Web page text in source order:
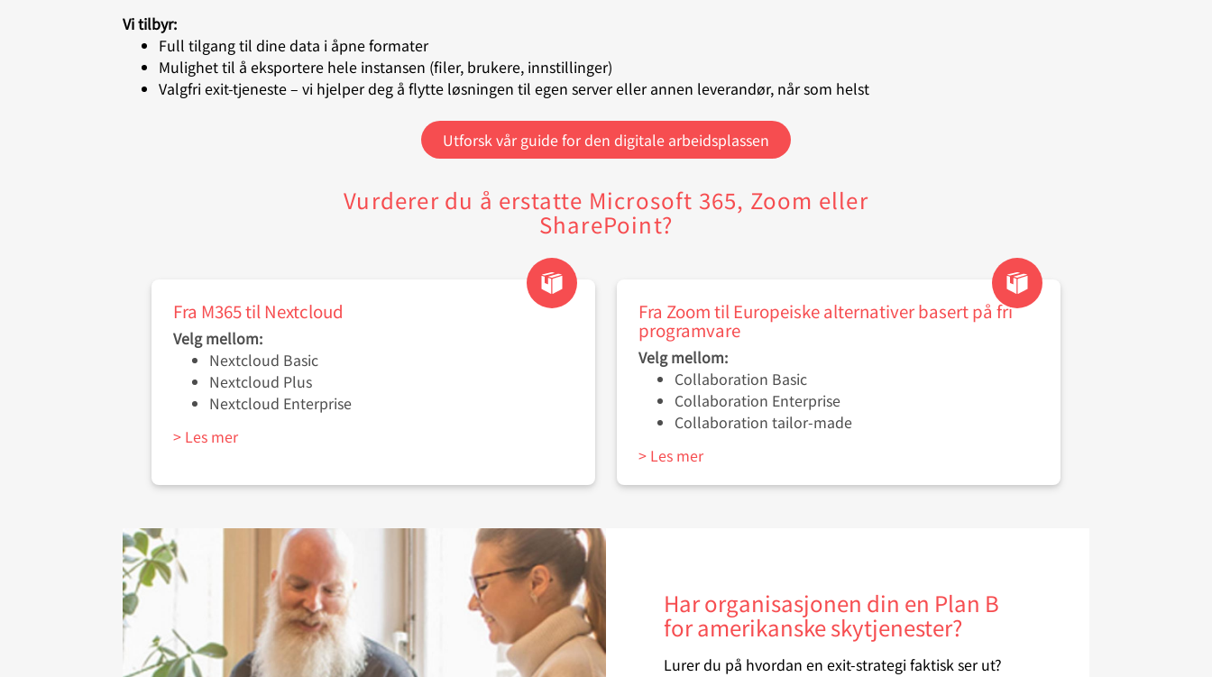
Vi tilbyr:
Full tilgang til dine data i åpne formater
Mulighet til å eksportere hele instansen (filer, brukere, innstillinger)
Valgfri exit-tjeneste – vi hjelper deg å flytte løsningen til egen server eller annen leverandør, når som helst
Utforsk vår guide for den digitale arbeidsplassen
Vurderer du å erstatte Microsoft 365, Zoom eller
SharePoint?
Fra M365 til Nextcloud
Velg mellom:
Nextcloud Basic
Nextcloud Plus
Nextcloud Enterprise
> Les mer
Fra Zoom til Europeiske alternativer basert på fri
programvare
Velg mellom:
Collaboration Basic
Collaboration Enterprise
Collaboration tailor-made
> Les mer
Har organisasjonen din en Plan B
for amerikanske skytjenester?
Lurer du på hvordan en exit-strategi faktisk ser ut?